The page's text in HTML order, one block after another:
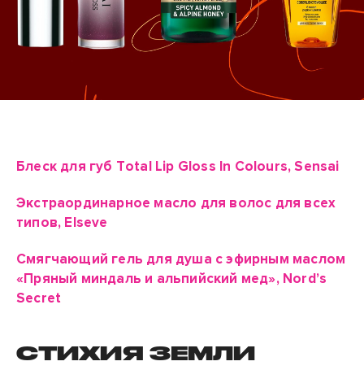
Блеск для губ Total Lip Gloss In Colours, Sensai
Экстраординарное масло для волос для всех
типов, Elseve
Смягчающий гель для душа с эфирным маслом
«Пряный миндаль и альпийский мед», Nord’s
Secret
СТИХИЯ ЗЕМЛИ